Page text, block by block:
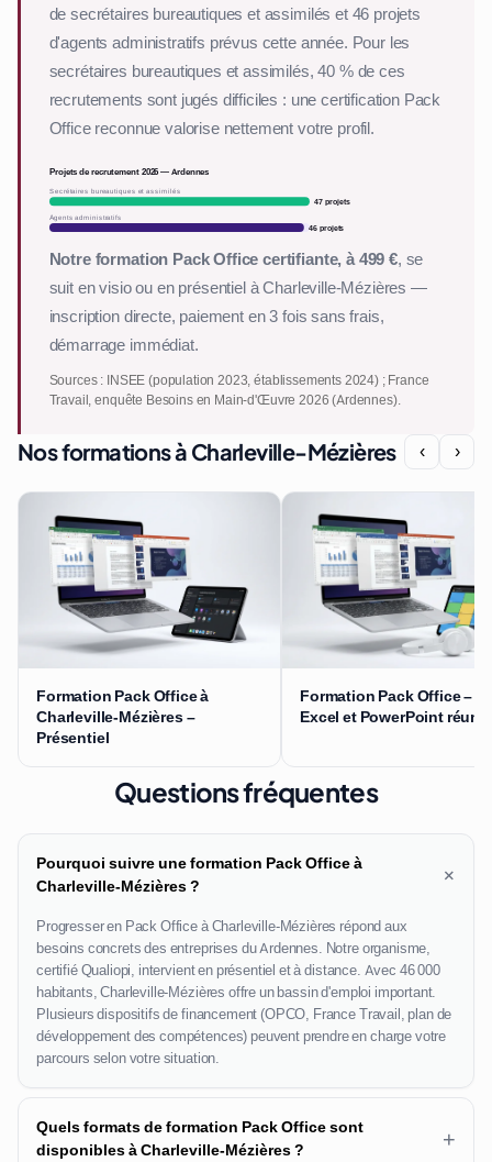
de secrétaires bureautiques et assimilés et 46 projets
d'agents administratifs prévus cette année. Pour les
secrétaires bureautiques et assimilés, 40 % de ces
recrutements sont jugés difficiles : une certification Pack
Office reconnue valorise nettement votre profil.
Projets de recrutement 2026 — Ardennes
Secrétaires bureautiques et assimilés
47 projets
Agents administratifs
46 projets
Notre formation Pack Office certifiante, à 499 €, se
suit en visio ou en présentiel à Charleville-Mézières —
inscription directe, paiement en 3 fois sans frais,
démarrage immédiat.
Sources : INSEE (population 2023, établissements 2024) ; France
Travail, enquête Besoins en Main-d'Œuvre 2026 (Ardennes).
Nos formations à Charleville-Mézières ‹ ›
Formation Pack Office à
Charleville-Mézières –
Présentiel
Formation Pack Office –
Excel et PowerPoint réunis
Questions fréquentes
Pourquoi suivre une formation Pack Office à
Charleville-Mézières ?
+
Progresser en Pack Office à Charleville-Mézières répond aux
besoins concrets des entreprises du Ardennes. Notre organisme,
certifié Qualiopi, intervient en présentiel et à distance. Avec 46 000
habitants, Charleville-Mézières offre un bassin d'emploi important.
Plusieurs dispositifs de financement (OPCO, France Travail, plan de
développement des compétences) peuvent prendre en charge votre
parcours selon votre situation.
Quels formats de formation Pack Office sont
disponibles à Charleville-Mézières ?
+